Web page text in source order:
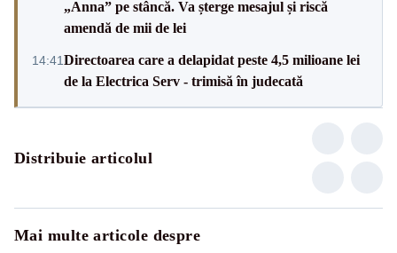
„Anna” pe stâncă. Va șterge mesajul și riscă
amendă de mii de lei
14:41Directoarea care a delapidat peste 4,5 milioane lei
de la Electrica Serv - trimisă în judecată
Distribuie articolul
Mai multe articole despre